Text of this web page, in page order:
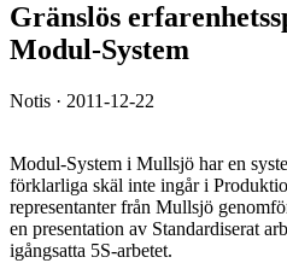
Gränslös
Modul-System
Notis · 2011-12-22
Modul-System i Mullsjö har en
förklarliga skäl inte ingår i
representanter från Mullsjö
en presentation av Standardiserat
igångsatta 5S-arbetet.